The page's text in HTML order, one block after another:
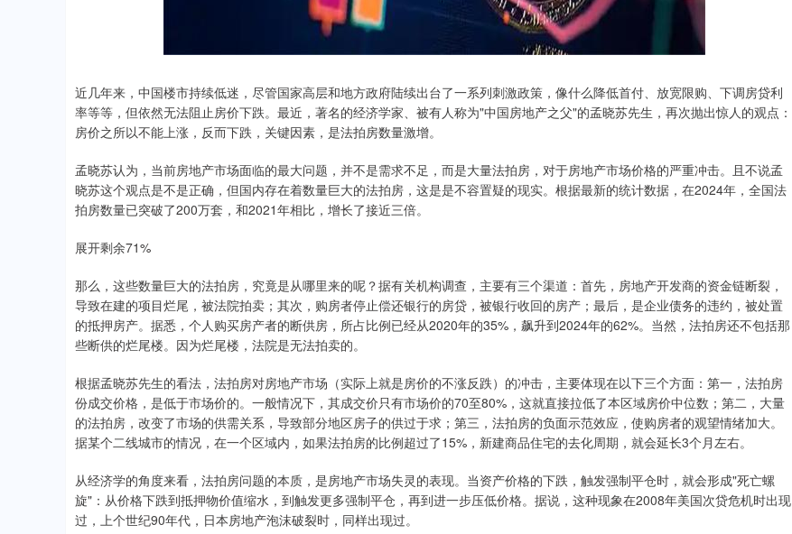
近几年来，中国楼市持续低迷，尽管国家高层和地方政府陆续出台了一系列刺激政策，像什么降低首付、放宽限购、下调房贷利
率等等，但依然无法阻止房价下跌。最近，著名的经济学家、被有人称为"中国房地产之父"的孟晓苏先生，再次抛出惊人的观点：
房价之所以不能上涨，反而下跌，关键因素，是法拍房数量激增。
孟晓苏认为，当前房地产市场面临的最大问题，并不是需求不足，而是大量法拍房，对于房地产市场价格的严重冲击。且不说孟
晓苏这个观点是不是正确，但国内存在着数量巨大的法拍房，这是是不容置疑的现实。根据最新的统计数据，在2024年，全国法
拍房数量已突破了200万套，和2021年相比，增长了接近三倍。
展开剩余71%
那么，这些数量巨大的法拍房，究竟是从哪里来的呢？据有关机构调查，主要有三个渠道：首先，房地产开发商的资金链断裂，
导致在建的项目烂尾，被法院拍卖；其次，购房者停止偿还银行的房贷，被银行收回的房产；最后，是企业债务的违约，被处置
的抵押房产。据悉，个人购买房产者的断供房，所占比例已经从2020年的35%，飙升到2024年的62%。当然，法拍房还不包括那
些断供的烂尾楼。因为烂尾楼，法院是无法拍卖的。
根据孟晓苏先生的看法，法拍房对房地产市场（实际上就是房价的不涨反跌）的冲击，主要体现在以下三个方面：第一，法拍房
份成交价格，是低于市场价的。一般情况下，其成交价只有市场价的70至80%，这就直接拉低了本区域房价中位数；第二，大量
的法拍房，改变了市场的供需关系，导致部分地区房子的供过于求；第三，法拍房的负面示范效应，使购房者的观望情绪加大。
据某个二线城市的情况，在一个区域内，如果法拍房的比例超过了15%，新建商品住宅的去化周期，就会延长3个月左右。
从经济学的角度来看，法拍房问题的本质，是房地产市场失灵的表现。当资产价格的下跌，触发强制平仓时，就会形成"死亡螺
旋"：从价格下跌到抵押物价值缩水，到触发更多强制平仓，再到进一步压低价格。据说，这种现象在2008年美国次贷危机时出现
过，上个世纪90年代，日本房地产泡沫破裂时，同样出现过。